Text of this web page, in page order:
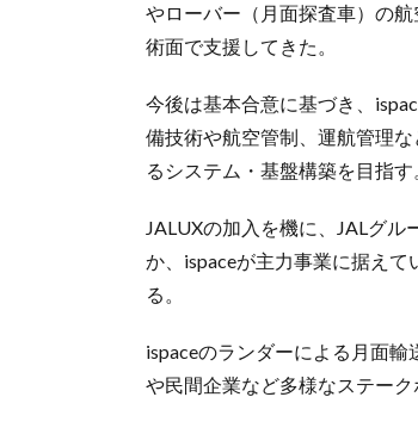
やローバー（月面探査車）の
術面で支援してきた。
今後は基本合意に基づき、
備技術や航空管制、運航管理
るシステム・基盤構築を目指す
JALUXの加入を機に、JALグ
か、ispaceが主力事業に据え
る。
ispaceのランダーによる月面
や民間企業など多様なステー